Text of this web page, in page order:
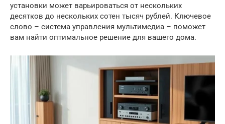
установки может варьироваться от нескольких
десятков до нескольких сотен тысяч рублей. Ключевое
слово – система управления мультимедиа – поможет
вам найти оптимальное решение для вашего дома.